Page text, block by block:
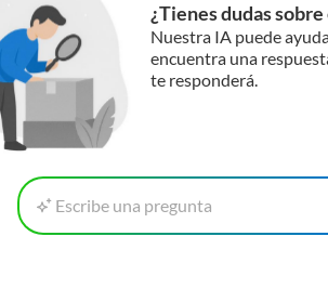
¿Tienes dudas
Nuestra IA puede
encuentra una
te responderá.
Escribe una pregunta